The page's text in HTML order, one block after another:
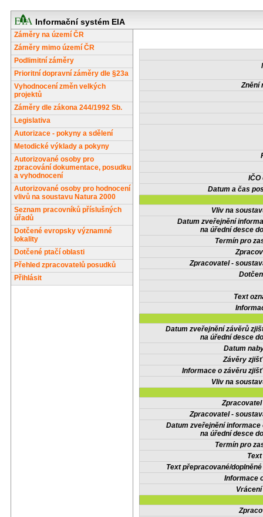
Informační systém EIA
Záměry na území ČR
Záměry mimo území ČR
Podlimitní záměry
Prioritní dopravní záměry dle §23a
Vyhodnocení změn velkých
projektů
Záměry dle zákona 244/1992 Sb.
Legislativa
Autorizace - pokyny a sdělení
Metodické výklady a pokyny
Autorizované osoby pro
zpracování dokumentace, posudku
a vyhodnocení
Autorizované osoby pro hodnocení
vlivů na soustavu Natura 2000
Seznam pracovníků příslušných
úřadů
Dotčené evropsky významné
lokality
Dotčené ptačí oblasti
Přehled zpracovatelů posudků
Přihlásit
Znění
IČO
Datum a čas
Vliv na
Datum zveřejnění
na úřední desce
Termín pro
Zpracovatel -
Text
Datum zveřejnění závěrů
na úřední desce
Datum
Závěry
Informace o závěru
Vliv na
Zpracovatel -
Datum zveřejnění informace
na úřední desce
Termín pro
Text přepracované/
Informace